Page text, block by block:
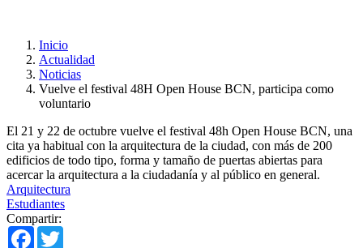
Inicio
Actualidad
Noticias
Vuelve el festival 48H Open House BCN, participa como
voluntario
El 21 y 22 de octubre vuelve el festival 48h Open House BCN, una
cita ya habitual con la arquitectura de la ciudad, con más de 200
edificios de todo tipo, forma y tamaño de puertas abiertas para
acercar la arquitectura a la ciudadanía y al público en general.
Arquitectura
Estudiantes
Compartir:
Facebook